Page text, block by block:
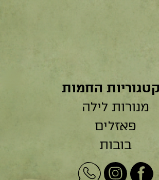
החמות
מנורות לילה
פאזלים
בובות